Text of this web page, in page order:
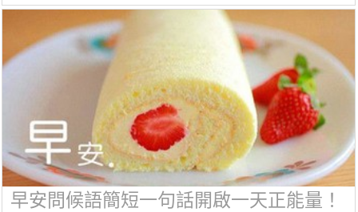
早安問候語簡短一句話開啟一天正能量！